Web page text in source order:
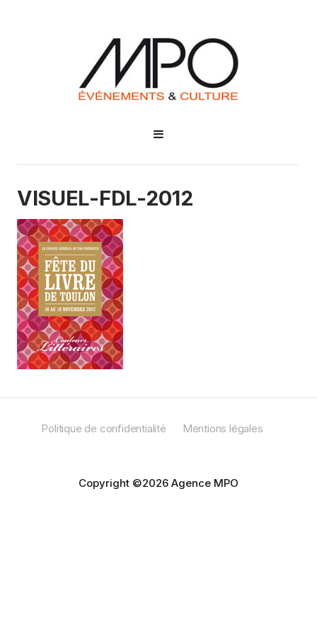
VISUEL-FDL-2012
Politique de confidentialité Mentions légales
Copyright ©2026 Agence MPO